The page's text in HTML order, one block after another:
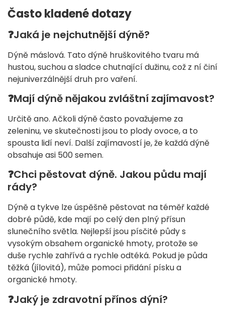
Často kladené dotazy
❓Jaká je nejchutnější dýně?
Dýně máslová. Tato dýně hruškovitého tvaru má
hustou, suchou a sladce chutnající dužinu, což z ní činí
nejuniverzálnější druh pro vaření.
❓Mají dýně nějakou zvláštní zajímavost?
Určitě ano. Ačkoli dýně často považujeme za
zeleninu, ve skutečnosti jsou to plody ovoce, a to
spousta lidí neví. Další zajímavostí je, že každá dýně
obsahuje asi 500 semen.
❓Chci pěstovat dýně. Jakou půdu mají
rády?
Dýně a tykve lze úspěšně pěstovat na téměř každé
dobré půdě, kde mají po celý den plný přísun
slunečního světla. Nejlepší jsou písčité půdy s
vysokým obsahem organické hmoty, protože se
duše rychle zahřívá a rychle odtéká. Pokud je půda
těžká (jílovitá), může pomoci přidání písku a
organické hmoty.
❓Jaký je zdravotní přínos dýní?